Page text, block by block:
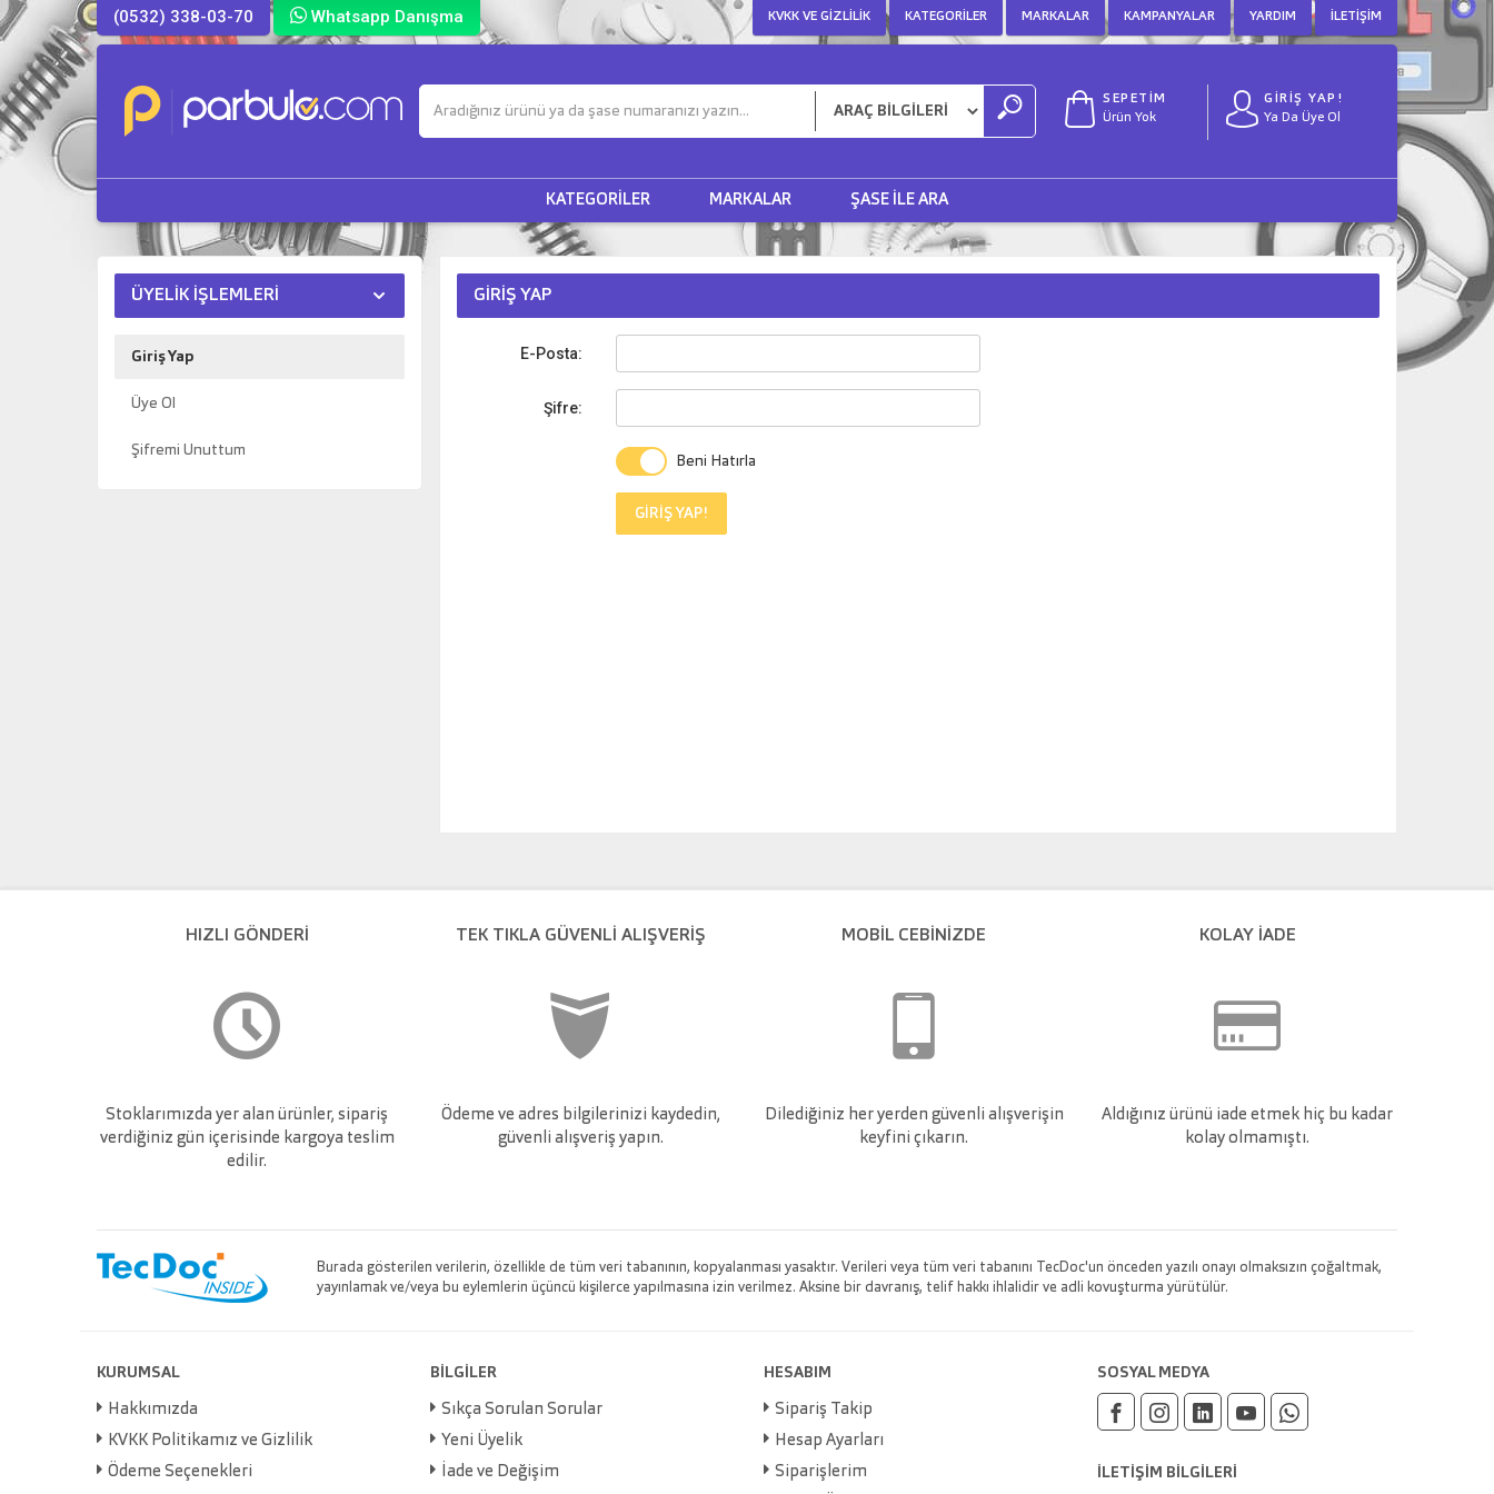
(0532) 338-03-70 Whatsapp Danışma KVKK VE GIZLILIK KATEGORILER MARKALAR KAMPANYALAR YARDIM İLETIŞIM
SEPETİM
Ürün Yok
GİRİŞ YAP!
Ya Da Üye Ol
KATEGORILER MARKALAR ŞASE ILE ARA
ÜYELIK İŞLEMLERI
Giriş Yap
Üye Ol
Şifremi Unuttum
GIRIŞ YAP
E-Posta:
Şifre:
Beni Hatırla
GİRİŞ YAP!
HIZLI GÖNDERİ
Stoklarımızda yer alan ürünler, sipariş
verdiğiniz gün içerisinde kargoya teslim
edilir.
TEK TIKLA GÜVENLI ALIŞVERIŞ
Ödeme ve adres bilgilerinizi kaydedin,
güvenli alışveriş yapın.
MOBİL CEBİNİZDE
Dilediğiniz her yerden güvenli alışverişin
keyfini çıkarın.
KOLAY İADE
Aldığınız ürünü iade etmek hiç bu kadar
kolay olmamıştı.
Burada gösterilen verilerin, özellikle de tüm veri tabanının, kopyalanması yasaktır. Verileri veya tüm veri tabanını TecDoc'un önceden yazılı onayı olmaksızın çoğaltmak,
yayınlamak ve/veya bu eylemlerin üçüncü kişilerce yapılmasına izin verilmez. Aksine bir davranış, telif hakkı ihlalidir ve adli kovuşturma yürütülür.
KURUMSAL
Hakkımızda
KVKK Politikamız ve Gizlilik
Ödeme Seçenekleri
BİLGİLER
Sıkça Sorulan Sorular
Yeni Üyelik
İade ve Değişim
HESABIM
Sipariş Takip
Hesap Ayarları
Siparişlerim
SOSYAL MEDYA
İLETİŞİM BİLGİLERİ